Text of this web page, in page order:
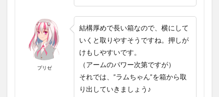
プリゼ
結構厚めで長い箱なので、横にして
いくと取りやすそうですね。押しが
けもしやすいです。
（アームのパワー次第ですが）
それでは、”ラムちゃん”を箱から取
り出していきましょう♪